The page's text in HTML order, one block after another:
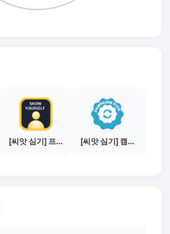
[씨앗 심기] 프로필 사진 등록하기 [씨앗 심기] 캠페인 전환하기